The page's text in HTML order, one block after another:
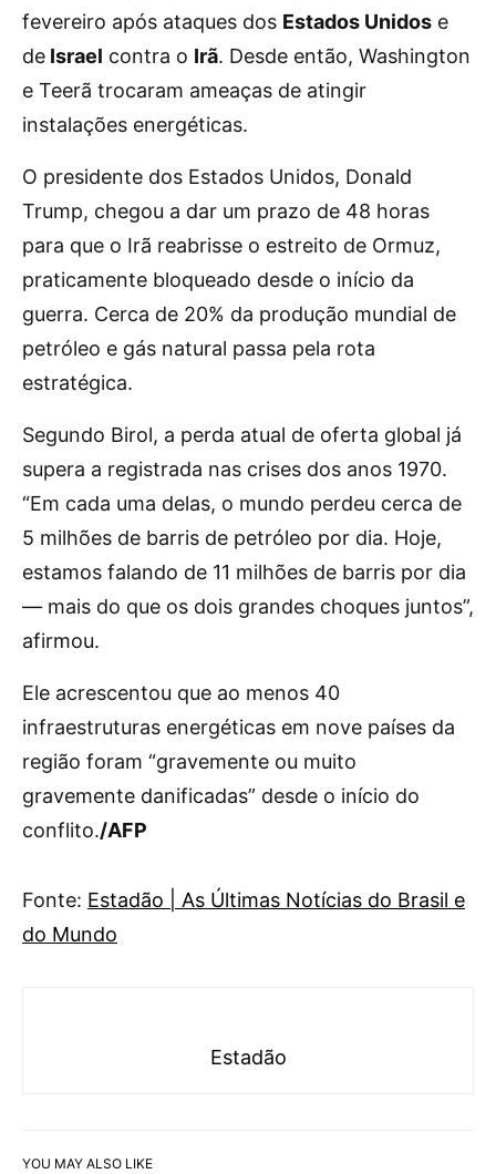
fevereiro após ataques dos Estados Unidos e
de Israel contra o Irã. Desde então, Washington
e Teerã trocaram ameaças de atingir
instalações energéticas.
O presidente dos Estados Unidos, Donald
Trump, chegou a dar um prazo de 48 horas
para que o Irã reabrisse o estreito de Ormuz,
praticamente bloqueado desde o início da
guerra. Cerca de 20% da produção mundial de
petróleo e gás natural passa pela rota
estratégica.
Segundo Birol, a perda atual de oferta global já
supera a registrada nas crises dos anos 1970.
“Em cada uma delas, o mundo perdeu cerca de
5 milhões de barris de petróleo por dia. Hoje,
estamos falando de 11 milhões de barris por dia
— mais do que os dois grandes choques juntos”,
afirmou.
Ele acrescentou que ao menos 40
infraestruturas energéticas em nove países da
região foram “gravemente ou muito
gravemente danificadas” desde o início do
conflito./AFP
Fonte: Estadão | As Últimas Notícias do Brasil e
do Mundo
Estadão
YOU MAY ALSO LIKE